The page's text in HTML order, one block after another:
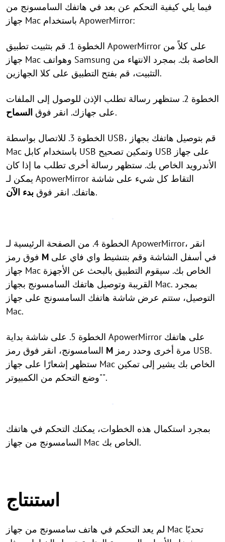
فيما يلي كيفية التحكم عن بعد في هاتفك السامسونج من
جهاز Mac باستخدام ApowerMirror:
الخطوة 1. قم بتثبيت تطبيق ApowerMirror على كلاً من
جهاز Mac وهواتف Samsung الخاصة بك. بمجرد الانتهاء من
التثبيت، قم بفتح التطبيق على كلا الجهازين.
الخطوة 2. ستظهر رسالة تطلب الإذن للوصول إلى الملفات
على جهازك. انقر فوق السماح .
الخطوة 3. للاتصال بواسطة USB، قم بتوصيل هاتفك بجهاز
Mac باستخدام كابل USB وتمكين تصحيح USB على جهاز
الأندرويد الخاص بك. ستظهر رسالة أخرى تطلب ما إذا كان
يمكن لـ ApowerMirror التقاط كل شيء على شاشة
هاتفك. انقر فوق بدء الآن .
الخطوة 4. من الصفحة الرئيسية لـ ApowerMirror، انقر
M
جهاز Mac الخاص بك. سيقوم التطبيق بالبحث عن الأجهزة
القريبة وتوصيل هاتفك السامسونج بجهاز Mac. بمجرد
التوصيل، ستتم عرض شاشة هاتفك السامسونج على جهاز
Mac.
الخطوة 5. على شاشة بداية ApowerMirror على هاتفك
M
ستظهر إشعارًا على جهاز Mac الخاص بك يشير إلى تمكين
"وضع التحكم من الكمبيوتر".
بمجرد استكمال هذه الخطوات، يمكنك التحكم في هاتفك
السامسونج من جهاز Mac الخاص بك.
استنتاج
لم يعد التحكم في هاتف سامسونج من جهاز Mac تحديًا